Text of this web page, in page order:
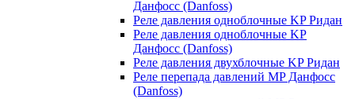
Данфосс (Danfoss)
Реле давления одноблочные KP Ридан
Реле давления одноблочные KP
Данфосс (Danfoss)
Реле давления двухблочные KP Ридан
Реле перепада давлений MP Данфосс
(Danfoss)